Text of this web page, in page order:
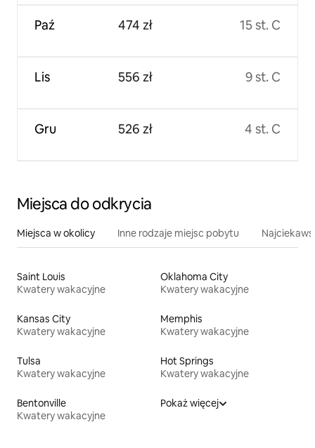
Paź
Lis
Gru
474 zł
556 zł
526 zł
15 st. C
9 st. C
4 st. C
Miejsca do odkrycia
Miejsca w okolicy Inne rodzaje miejsc pobytu
Saint Louis
Kwatery wakacyjne
Oklahoma City
Kwatery wakacyjne
Kansas City
Kwatery wakacyjne
Memphis
Kwatery wakacyjne
Tulsa
Kwatery wakacyjne
Hot Springs
Kwatery wakacyjne
Bentonville
Kwatery wakacyjne
Pokaż więcej